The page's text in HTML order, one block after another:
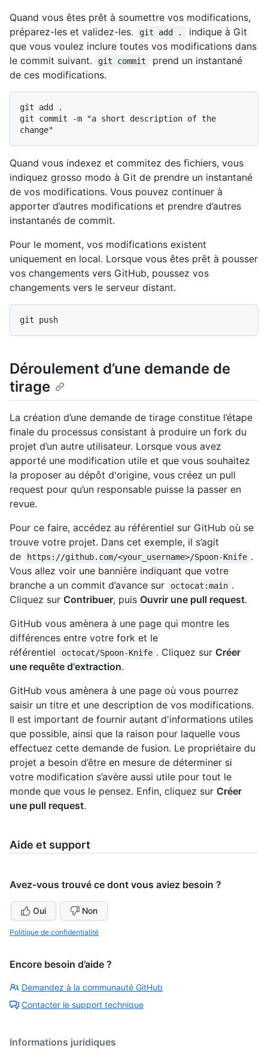
Quand vous êtes prêt à soumettre vos modifications,
préparez-les et validez-les.
git add .
indique à Git
que vous voulez inclure toutes vos modifications dans
le commit suivant.
git commit
prend un instantané
de ces modifications.
git add .
git commit -m "a short description of the
Quand vous indexez et commitez des fichiers, vous
indiquez grosso modo à Git de prendre un instantané
de vos modifications. Vous pouvez continuer à
apporter d’autres modifications et prendre d’autres
instantanés de commit.
Pour le moment, vos modifications existent
uniquement en local. Lorsque vous êtes prêt à pousser
vos changements vers GitHub, poussez vos
changements vers le serveur distant.
Déroulement d’une demande de
tirage
La création d’une demande de tirage constitue l’étape
finale du processus consistant à produire un fork du
projet d’un autre utilisateur. Lorsque vous avez
apporté une modification utile et que vous souhaitez
la proposer au dépôt d'origine, vous créez un pull
request pour qu’un responsable puisse la passer en
revue.
Pour ce faire, accédez au référentiel sur GitHub où se
trouve votre projet. Dans cet exemple, il s’agit
de
https://github.com/<your_username>/Spoon-Knife .
Vous allez voir une bannière indiquant que votre
branche a un commit d’avance sur
octocat:main .
Cliquez sur Contribuer, puis Ouvrir une pull request.
GitHub vous amènera à une page qui montre les
différences entre votre fork et le
référentiel
octocat/Spoon-Knife . Cliquez sur Créer
une requête d'extraction.
GitHub vous amènera à une page où vous pourrez
saisir un titre et une description de vos modifications.
Il est important de fournir autant d'informations utiles
que possible, ainsi que la raison pour laquelle vous
effectuez cette demande de fusion. Le propriétaire du
projet a besoin d’être en mesure de déterminer si
votre modification s’avère aussi utile pour tout le
monde que vous le pensez. Enfin, cliquez sur Créer
une pull request.
Aide et support
Avez-vous trouvé ce dont vous aviez besoin ?
Oui Non
Politique de confidentialité
Encore besoin d’aide ?
Demandez à la communauté GitHub
Contacter le support technique
Informations juridiques